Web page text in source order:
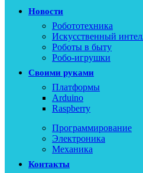
Новости
Робототехника
Искусственный
Роботы в быту
Робо-игрушки
Своими руками
Платформы
Arduino
Raspberry
Программирование
Электроника
Механика
Контакты